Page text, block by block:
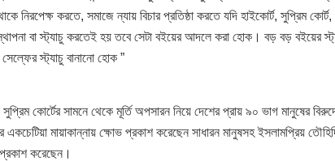
নিরপেক্ষ করতে, সমাজে ন্যায় বিচার প্রতিষ্ঠা করতে যদি হাইকোর্ট, সুপ্রিম কোর্ট,
বা স্ট্যাচু করতেই হয় তবে সেটা বইয়ের আদলে করা হোক। বড় বড় বইয়ের
স্ট্যাচু বানানো হোক ”
কোর্টের সামনে থেকে মূর্তি অপসারন নিয়ে দেশের প্রায় ৯০ ভাগ মানুষের
একচেটিয়া মায়াকান্নায় ক্ষোভ প্রকাশ করেছেন সাধারন মানুষসহ ইসলামপ্রিয়
করেছেন।